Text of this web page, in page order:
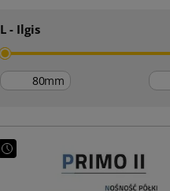
L - Ilgis
mm